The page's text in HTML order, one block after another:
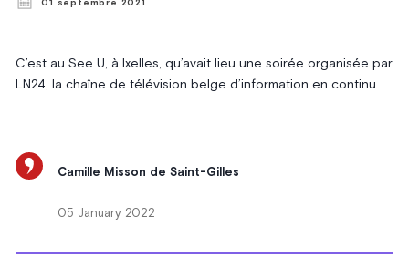
01 septembre 2021
C’est au See U, à Ixelles, qu’avait lieu une soirée organisée par
LN24, la chaîne de télévision belge d’information en continu.
Camille Misson de Saint-Gilles
05 January 2022